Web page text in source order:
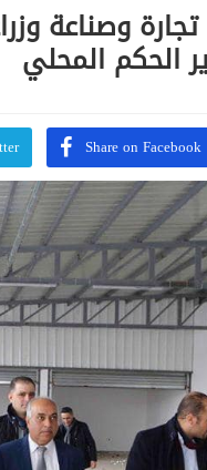
وصناعة
الحكم المحلي
Share on Facebook